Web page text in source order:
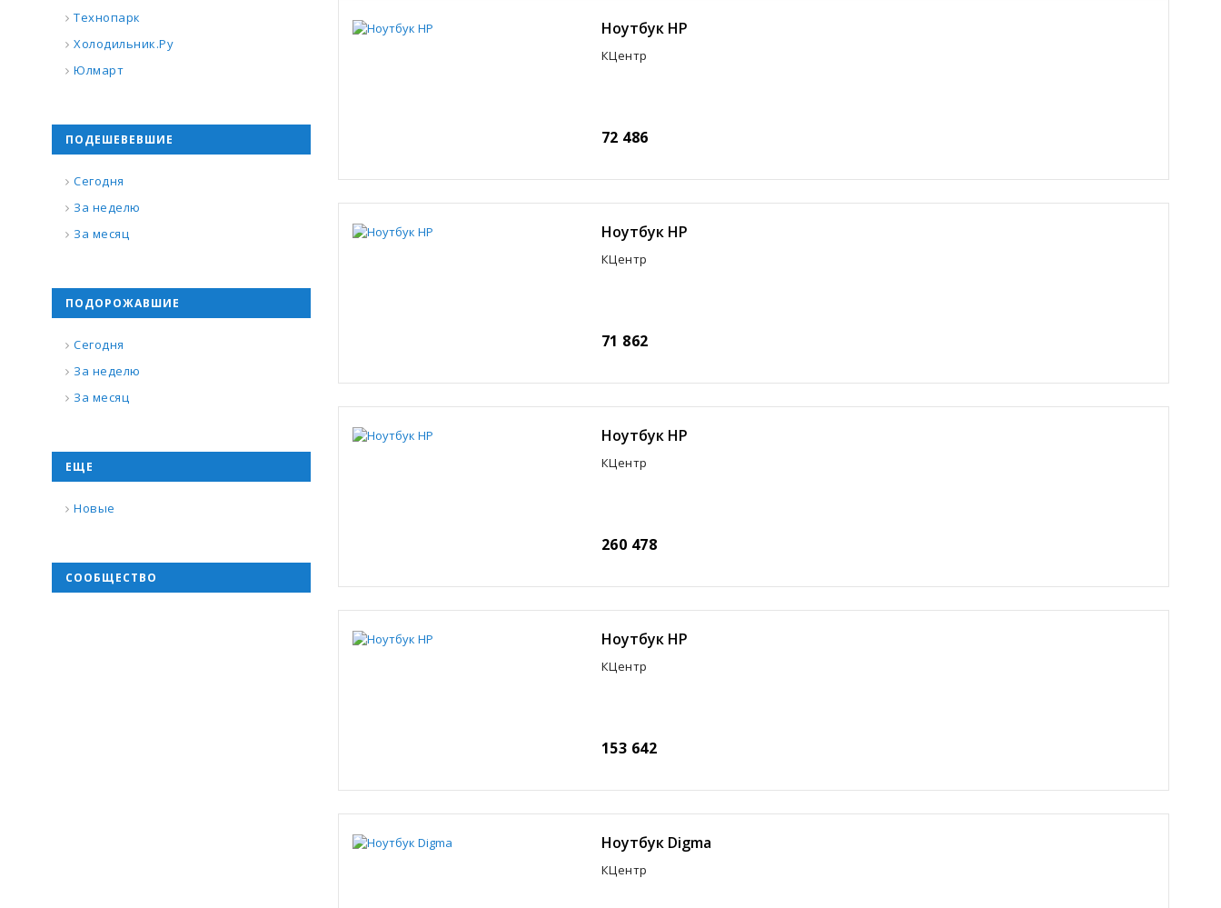
Ноутбук HP
КЦентр
72 486
Ноутбук HP
КЦентр
71 862
Ноутбук HP
КЦентр
260 478
Ноутбук HP
КЦентр
153 642
Ноутбук Digma
КЦентр
Технопарк
Холодильник.Ру
Юлмарт
ПОДЕШЕВЕВШИЕ
Сегодня
За неделю
За месяц
ПОДОРОЖАВШИЕ
Сегодня
За неделю
За месяц
ЕЩЕ
Новые
СООБЩЕСТВО